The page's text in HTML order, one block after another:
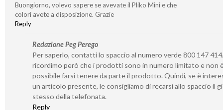
Buongiorno, volevo sapere se avevate il Pliko Mini e che
colori avete a disposizione. Grazie
Reply
Redazione Peg Perego
Per saperlo, contatti lo spaccio al numero verde 800 147
ricordimo però che i prodotti sono in numero limitato e non
possibile farsi tenere da parte il prodotto. Quindi, se è
un articolo presente, le consigliamo di recarsi allo spaccio il
stesso della telefonata.
Reply